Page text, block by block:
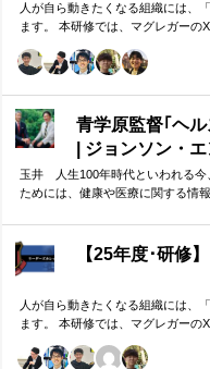
人が自ら動きたくなる組織には、
ます。 本研修では、マグレガーの
を、実例を交えて深く学びます。
青学原監督｢ヘ
| ジョンソン・
ライン
玉井 人生100年時代といわれる今
ためには、健康や医療に関する情
【25年度･研修
人が自ら動きたくなる組織には、
ます。 本研修では、マグレガーの
を、実例を交えて深く学びます。